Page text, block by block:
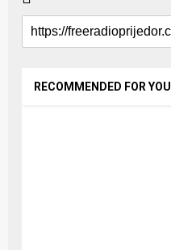
RECOMMENDED FOR YOU